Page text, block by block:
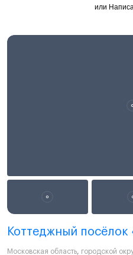
или
Коттеджный посёлок
Московская область, городской